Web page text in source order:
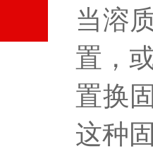
当溶
置，
置换
这种